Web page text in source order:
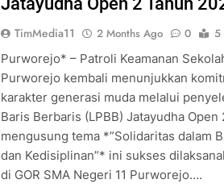
TimMedia11 2 Months Ago 0
5
Purworejo* – Patroli Keamanan
Purworejo kembali menunjukkan
karakter generasi muda melalui
Baris Berbaris (LPBB) Jatayudha
mengusung tema *”Solidaritas dalam
dan Kedisiplinan”* ini sukses
di GOR SMA Negeri 11 Purworejo….